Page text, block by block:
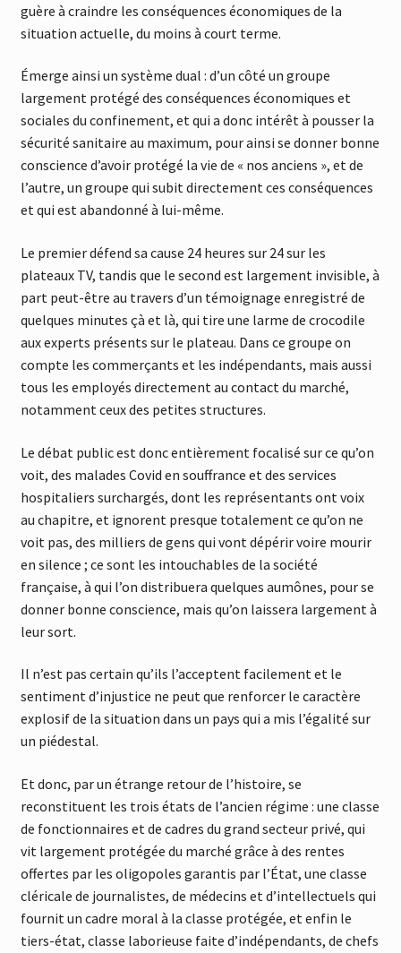
guère à craindre les conséquences économiques de la
situation actuelle, du moins à court terme.
Émerge ainsi un système dual : d’un côté un groupe
largement protégé des conséquences économiques et
sociales du confinement, et qui a donc intérêt à pousser la
sécurité sanitaire au maximum, pour ainsi se donner bonne
conscience d’avoir protégé la vie de « nos anciens », et de
l’autre, un groupe qui subit directement ces conséquences
et qui est abandonné à lui-même.
Le premier défend sa cause 24 heures sur 24 sur les
plateaux TV, tandis que le second est largement invisible, à
part peut-être au travers d’un témoignage enregistré de
quelques minutes çà et là, qui tire une larme de crocodile
aux experts présents sur le plateau. Dans ce groupe on
compte les commerçants et les indépendants, mais aussi
tous les employés directement au contact du marché,
notamment ceux des petites structures.
Le débat public est donc entièrement focalisé sur ce qu’on
voit, des malades Covid en souffrance et des services
hospitaliers surchargés, dont les représentants ont voix
au chapitre, et ignorent presque totalement ce qu’on ne
voit pas, des milliers de gens qui vont dépérir voire mourir
en silence ; ce sont les intouchables de la société
française, à qui l’on distribuera quelques aumônes, pour se
donner bonne conscience, mais qu’on laissera largement à
leur sort.
Il n’est pas certain qu’ils l’acceptent facilement et le
sentiment d’injustice ne peut que renforcer le caractère
explosif de la situation dans un pays qui a mis l’égalité sur
un piédestal.
Et donc, par un étrange retour de l’histoire, se
reconstituent les trois états de l’ancien régime : une classe
de fonctionnaires et de cadres du grand secteur privé, qui
vit largement protégée du marché grâce à des rentes
offertes par les oligopoles garantis par l’État, une classe
cléricale de journalistes, de médecins et d’intellectuels qui
fournit un cadre moral à la classe protégée, et enfin le
tiers-état, classe laborieuse faite d’indépendants, de chefs